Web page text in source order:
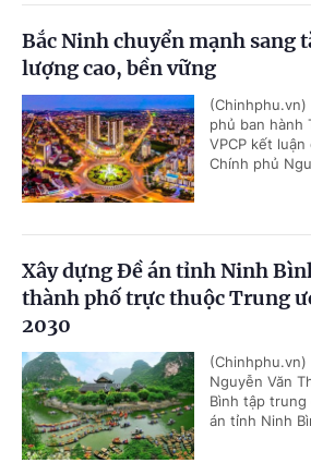
Bắc Ninh chuyển mạnh sang
lượng cao, bền vững
phủ ban hành
VPCP kết
Chính phủ
Xây dựng Đề án tỉnh Ninh
thành phố trực thuộc Trung
2030
Nguyễn Văn
Bình tập
án tỉnh Ninh